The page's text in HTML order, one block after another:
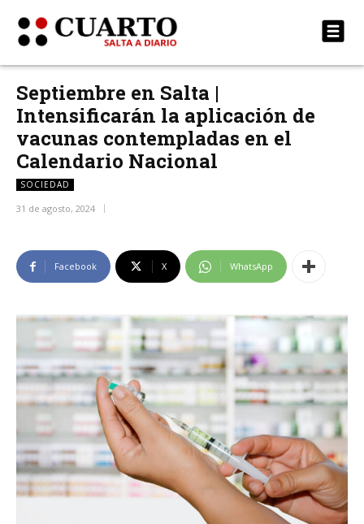
Septiembre en Salta |
Intensificarán la aplicación de
vacunas contempladas en el
Calendario Nacional
SOCIEDAD
31 de agosto, 2024
Facebook X WhatsApp